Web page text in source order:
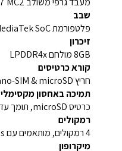
שבב
פלטפורמת MediaTek SoC
זיכרון
8GB מולחם LPDDR4x
קורא כרטיסים
חריץ Nano-SIM & microSD
תמיכה באחסון מקסימלי
כרטיס microSD, תומך עד 2TB (exFAT)
רמקולים
4 רמקולים, מותאמים עם Dolby Atmos®
מיקרופון